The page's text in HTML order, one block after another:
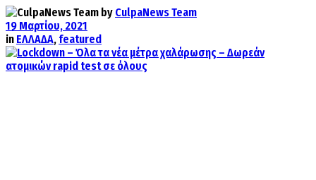
by CulpaNews Team
19 Μαρτίου, 2021
in ΕΛΛΑΔΑ, featured